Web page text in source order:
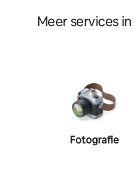
Meer services
Fotografie